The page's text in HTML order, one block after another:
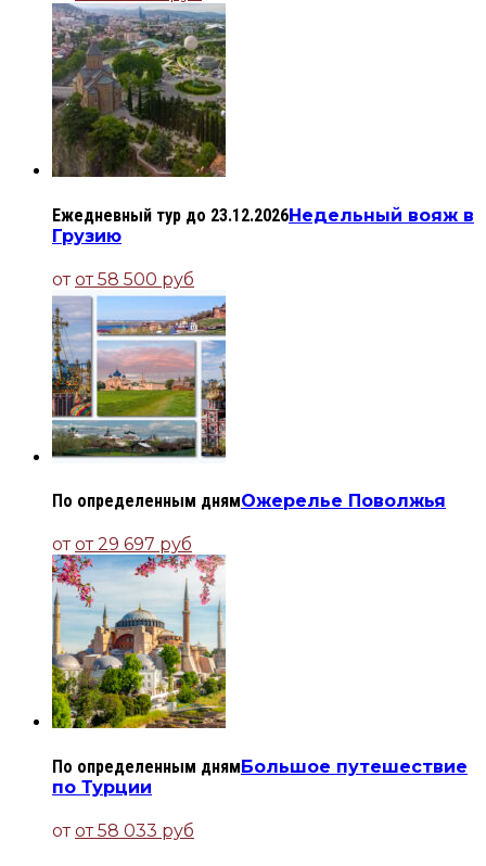
Ежедневный тур до 23.12.2026Недельный вояж в
Грузию
отот 58 500 руб
По определенным днямОжерелье Поволжья
отот 29 697 руб
По определенным днямБольшое путешествие
по Турции
отот 58 033 руб